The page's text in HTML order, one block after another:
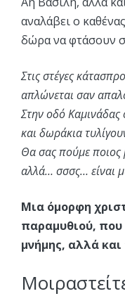
αναλάβει ο
δώρα να φτάσουν
Στις στέγες
απλώνεται σαν
Στην οδό Καμινάδας
και δωράκια
Θα σας πούμε ποιος
αλλά… σσσς… είναι
Μια όμορφη
παραμυθιού, που
μνήμης, αλλά